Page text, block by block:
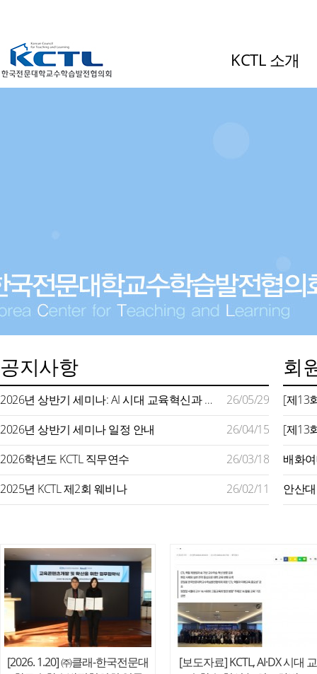
KCTL 소개
공지사항
2026년 상반기 세미나: AI 시대 교육혁신과 미래형 교수학습 지원
26/05/29
2026년 상반기 세미나 일정 안내
26/04/15
2026학년도 KCTL 직무연수
26/03/18
2025년 KCTL 제2회 웨비나
26/02/11
회
[2026. 1.20] ㈜클래-한국전문대
[보도자료] KCTL, AI·DX 시대 교